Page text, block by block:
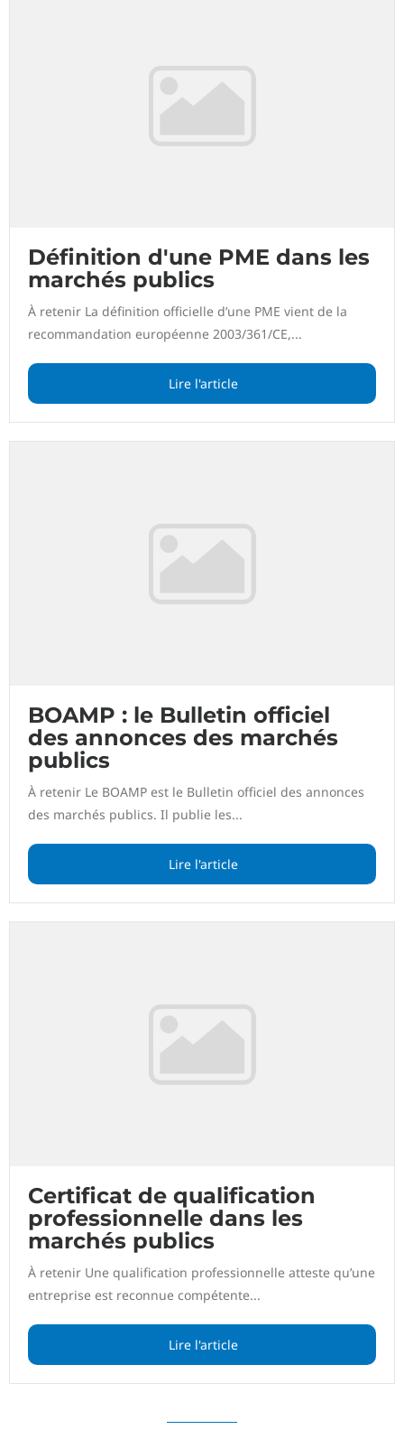
Définition d'une PME dans les
marchés publics
À retenir La définition officielle d’une PME vient de la
recommandation européenne 2003/361/CE,...
Lire l'article
BOAMP : le Bulletin officiel
des annonces des marchés
publics
À retenir Le BOAMP est le Bulletin officiel des annonces
des marchés publics. Il publie les...
Lire l'article
Certificat de qualification
professionnelle dans les
marchés publics
À retenir Une qualification professionnelle atteste qu’une
entreprise est reconnue compétente...
Lire l'article